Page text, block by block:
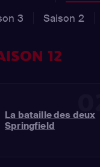
3 Saison 2
12
02
La bataille des deux
Springfield